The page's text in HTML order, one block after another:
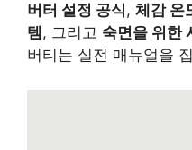
버터 설정 공식, 체감 온
템 , 그리고 숙면을 위한
버티는 실전 매뉴얼을